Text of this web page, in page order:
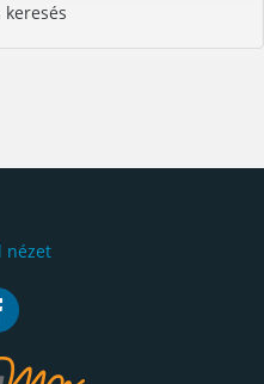
keresés
nézet